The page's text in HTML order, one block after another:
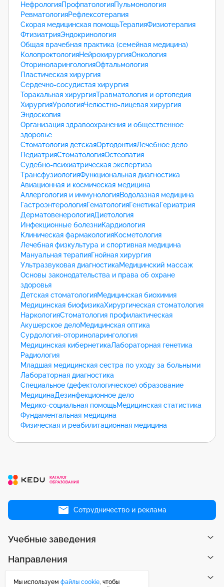
НефрологияПрофпатологияПульмонология
РевматологияРефлексотерапия
Скорая медицинская помощьТерапияФизиотерапия
ФтизиатрияЭндокринология
Общая врачебная практика (семейная медицина)
КолопроктологияНейрохирургияОнкология
ОториноларингологияОфтальмология
Пластическая хирургия
Сердечно-сосудистая хирургия
Торакальная хирургияТравматология и ортопедия
ХирургияУрологияЧелюстно-лицевая хирургия
Эндоскопия
Организация здравоохранения и общественное
здоровье
Стоматология детскаяОртодонтияЛечебное дело
ПедиатрияСтоматологияОстеопатия
Судебно-психиатрическая экспертиза
ТрансфузиологияФункциональная диагностика
Авиационная и космическая медицина
Аллергология и иммунологияВодолазная медицина
ГастроэнтерологияГематологияГенетикаГериатрия
ДерматовенерологияДиетология
Инфекционные болезниКардиология
Клиническая фармакологияКосметология
Лечебная физкультура и спортивная медицина
Мануальная терапияГнойная хирургия
Ультразвуковая диагностикаМедицинский массаж
Основы законодательства и права об охране
здоровья
Детская стоматологияМедицинская биохимия
Медицинская биофизикаХирургическая стоматология
НаркологияСтоматология профилактическая
Акушерское делоМедицинская оптика
Сурдология-оториноларингология
Медицинская кибернетикаЛабораторная генетика
Радиология
Младшая медицинская сестра по уходу за больными
Лабораторная диагностика
Специальное (дефектологическое) образование
МедицинаДезинфекционное дело
Медико-социальная помощьМедицинская статистика
Фундаментальная медицина
Физическая и реабилитационная медицина
Сотрудничество и реклама
Учебные заведения
Направления
Рейтинги
Мы используем файлы cookie, чтобы